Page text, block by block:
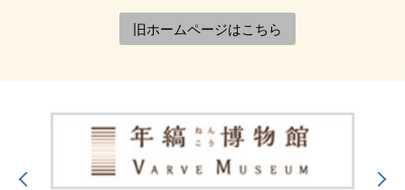
旧ホームページはこちら